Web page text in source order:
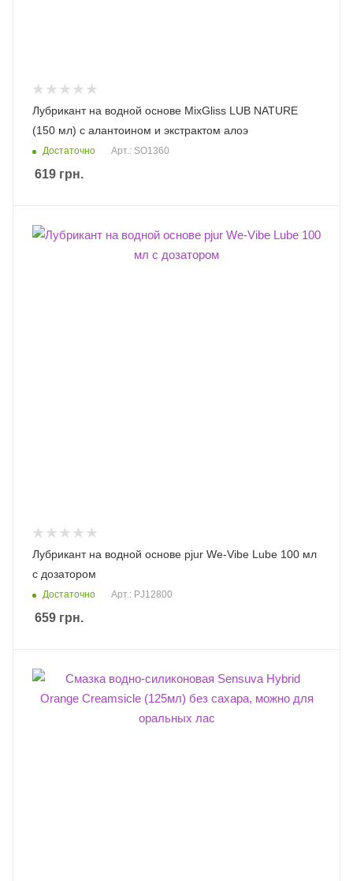
Лубрикант на водной основе MixGliss LUB NATURE
(150 мл) с алантоином и экстрактом алоэ
Достаточно Арт.: SO1360
619 грн.
Лубрикант на водной основе pjur We-Vibe Lube 100 мл
с дозатором
Достаточно Арт.: PJ12800
659 грн.